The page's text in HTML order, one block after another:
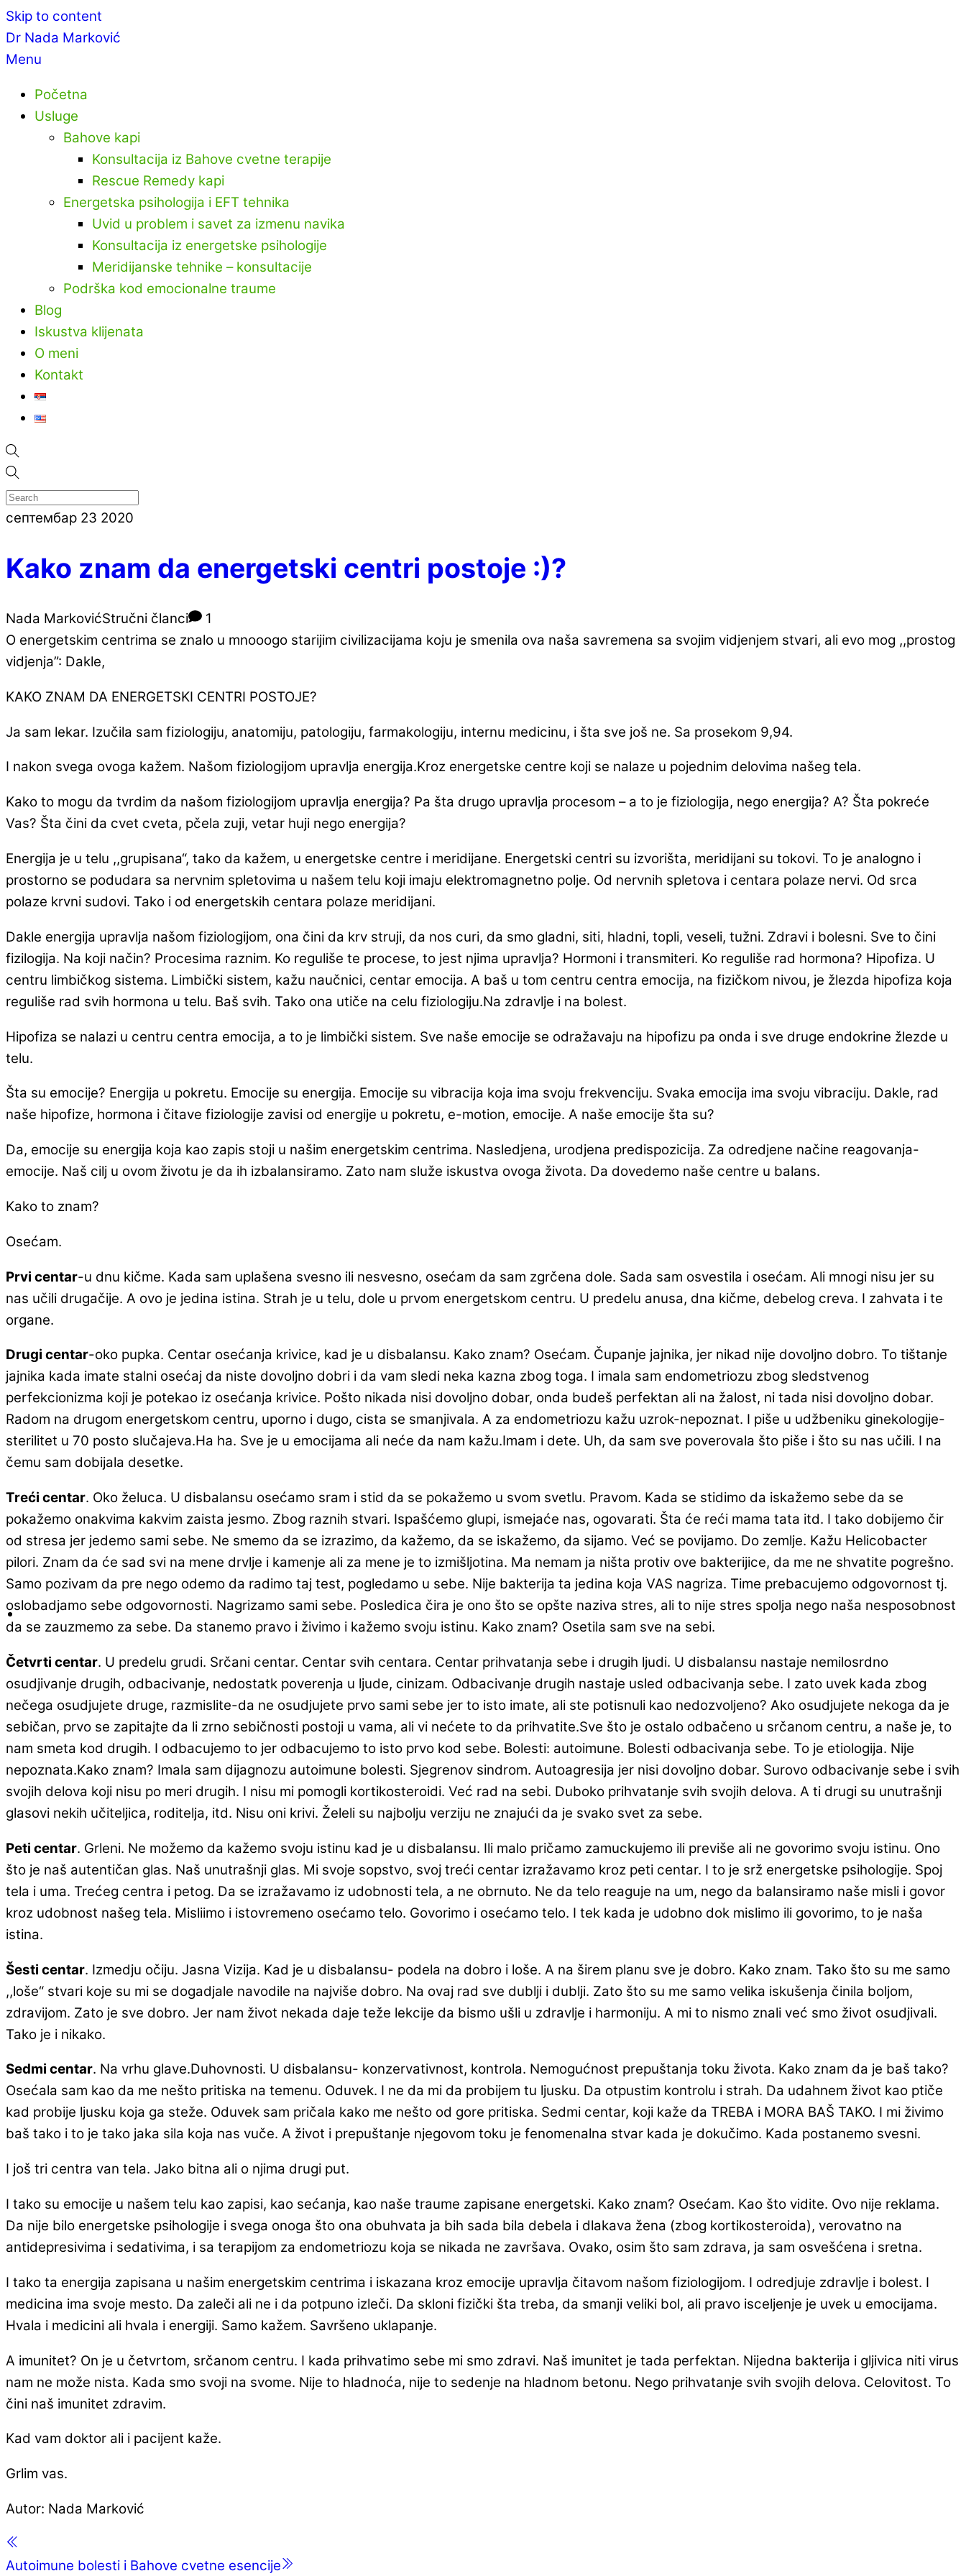
Skip to content
Dr Nada Marković
Menu
Početna
Usluge
Bahove kapi
Konsultacija iz Bahove cvetne terapije
Rescue Remedy kapi
Energetska psihologija i EFT tehnika
Uvid u problem i savet za izmenu navika
Konsultacija iz energetske psihologije
Meridijanske tehnike – konsultacije
Podrška kod emocionalne traume
Blog
Iskustva klijenata
O meni
Kontakt
септембар 23 2020
Kako znam da energetski centri postoje :)?
Nada MarkovićStručni članci
1
O energetskim centrima se znalo u mnooogo starijim civilizacijama koju je smenila ova naša savremena sa svojim vidjenjem stvari, ali evo mog ,,prostog
vidjenja”: Dakle,
KAKO ZNAM DA ENERGETSKI CENTRI POSTOJE?
Ja sam lekar. Izučila sam fiziologiju, anatomiju, patologiju, farmakologiju, internu medicinu, i šta sve još ne. Sa prosekom 9,94.
I nakon svega ovoga kažem. Našom fiziologijom upravlja energija.Kroz energetske centre koji se nalaze u pojednim delovima našeg tela.
Kako to mogu da tvrdim da našom fiziologijom upravlja energija? Pa šta drugo upravlja procesom – a to je fiziologija, nego energija? A? Šta pokreće
Vas? Šta čini da cvet cveta, pčela zuji, vetar huji nego energija?
Energija je u telu ,,grupisana“, tako da kažem, u energetske centre i meridijane. Energetski centri su izvorišta, meridijani su tokovi. To je analogno i
prostorno se podudara sa nervnim spletovima u našem telu koji imaju elektromagnetno polje. Od nervnih spletova i centara polaze nervi. Od srca
polaze krvni sudovi. Tako i od energetskih centara polaze meridijani.
Dakle energija upravlja našom fiziologijom, ona čini da krv struji, da nos curi, da smo gladni, siti, hladni, topli, veseli, tužni. Zdravi i bolesni. Sve to čini
fizilogija. Na koji način? Procesima raznim. Ko reguliše te procese, to jest njima upravlja? Hormoni i transmiteri. Ko reguliše rad hormona? Hipofiza. U
centru limbičkog sistema. Limbički sistem, kažu naučnici, centar emocija. A baš u tom centru centra emocija, na fizičkom nivou, je žlezda hipofiza koja
reguliše rad svih hormona u telu. Baš svih. Tako ona utiče na celu fiziologiju.Na zdravlje i na bolest.
Hipofiza se nalazi u centru centra emocija, a to je limbički sistem. Sve naše emocije se odražavaju na hipofizu pa onda i sve druge endokrine žlezde u
telu.
Šta su emocije? Energija u pokretu. Emocije su energija. Emocije su vibracija koja ima svoju frekvenciju. Svaka emocija ima svoju vibraciju. Dakle, rad
naše hipofize, hormona i čitave fiziologije zavisi od energije u pokretu, e-motion, emocije. A naše emocije šta su?
Da, emocije su energija koja kao zapis stoji u našim energetskim centrima. Nasledjena, urodjena predispozicija. Za odredjene načine reagovanja-
emocije. Naš cilj u ovom životu je da ih izbalansiramo. Zato nam služe iskustva ovoga života. Da dovedemo naše centre u balans.
Kako to znam?
Osećam.
Prvi centar-u dnu kičme. Kada sam uplašena svesno ili nesvesno, osećam da sam zgrčena dole. Sada sam osvestila i osećam. Ali mnogi nisu jer su
nas učili drugačije. A ovo je jedina istina. Strah je u telu, dole u prvom energetskom centru. U predelu anusa, dna kičme, debelog creva. I zahvata i te
organe.
Drugi centar-oko pupka. Centar osećanja krivice, kad je u disbalansu. Kako znam? Osećam. Čupanje jajnika, jer nikad nije dovoljno dobro. To tištanje
jajnika kada imate stalni osećaj da niste dovoljno dobri i da vam sledi neka kazna zbog toga. I imala sam endometriozu zbog sledstvenog
perfekcionizma koji je potekao iz osećanja krivice. Pošto nikada nisi dovoljno dobar, onda budeš perfektan ali na žalost, ni tada nisi dovoljno dobar.
Radom na drugom energetskom centru, uporno i dugo, cista se smanjivala. A za endometriozu kažu uzrok-nepoznat. I piše u udžbeniku ginekologije-
sterilitet u 70 posto slučajeva.Ha ha. Sve je u emocijama ali neće da nam kažu.Imam i dete. Uh, da sam sve poverovala što piše i što su nas učili. I na
čemu sam dobijala desetke.
Treći centar. Oko želuca. U disbalansu osećamo sram i stid da se pokažemo u svom svetlu. Pravom. Kada se stidimo da iskažemo sebe da se
pokažemo onakvima kakvim zaista jesmo. Zbog raznih stvari. Ispašćemo glupi, ismejaće nas, ogovarati. Šta će reći mama tata itd. I tako dobijemo čir
od stresa jer jedemo sami sebe. Ne smemo da se izrazimo, da kažemo, da se iskažemo, da sijamo. Već se povijamo. Do zemlje. Kažu Helicobacter
pilori. Znam da će sad svi na mene drvlje i kamenje ali za mene je to izmišljotina. Ma nemam ja ništa protiv ove bakterijice, da me ne shvatite pogrešno.
Samo pozivam da pre nego odemo da radimo taj test, pogledamo u sebe. Nije bakterija ta jedina koja VAS nagriza. Time prebacujemo odgovornost tj.
oslobadjamo sebe odgovornosti. Nagrizamo sami sebe. Posledica čira je ono što se opšte naziva stres, ali to nije stres spolja nego naša nesposobnost
da se zauzmemo za sebe. Da stanemo pravo i živimo i kažemo svoju istinu. Kako znam? Osetila sam sve na sebi.
Četvrti centar. U predelu grudi. Srčani centar. Centar svih centara. Centar prihvatanja sebe i drugih ljudi. U disbalansu nastaje nemilosrdno
osudjivanje drugih, odbacivanje, nedostatk poverenja u ljude, cinizam. Odbacivanje drugih nastaje usled odbacivanja sebe. I zato uvek kada zbog
nečega osudjujete druge, razmislite-da ne osudjujete prvo sami sebe jer to isto imate, ali ste potisnuli kao nedozvoljeno? Ako osudjujete nekoga da je
sebičan, prvo se zapitajte da li zrno sebičnosti postoji u vama, ali vi nećete to da prihvatite.Sve što je ostalo odbačeno u srčanom centru, a naše je, to
nam smeta kod drugih. I odbacujemo to jer odbacujemo to isto prvo kod sebe. Bolesti: autoimune. Bolesti odbacivanja sebe. To je etiologija. Nije
nepoznata.Kako znam? Imala sam dijagnozu autoimune bolesti. Sjegrenov sindrom. Autoagresija jer nisi dovoljno dobar. Surovo odbacivanje sebe i svih
svojih delova koji nisu po meri drugih. I nisu mi pomogli kortikosteroidi. Već rad na sebi. Duboko prihvatanje svih svojih delova. A ti drugi su unutrašnji
glasovi nekih učiteljica, roditelja, itd. Nisu oni krivi. Želeli su najbolju verziju ne znajući da je svako svet za sebe.
Peti centar. Grleni. Ne možemo da kažemo svoju istinu kad je u disbalansu. Ili malo pričamo zamuckujemo ili previše ali ne govorimo svoju istinu. Ono
što je naš autentičan glas. Naš unutrašnji glas. Mi svoje sopstvo, svoj treći centar izražavamo kroz peti centar. I to je srž energetske psihologije. Spoj
tela i uma. Trećeg centra i petog. Da se izražavamo iz udobnosti tela, a ne obrnuto. Ne da telo reaguje na um, nego da balansiramo naše misli i govor
kroz udobnost našeg tela. Misliimo i istovremeno osećamo telo. Govorimo i osećamo telo. I tek kada je udobno dok mislimo ili govorimo, to je naša
istina.
Šesti centar. Izmedju očiju. Jasna Vizija. Kad je u disbalansu- podela na dobro i loše. A na širem planu sve je dobro. Kako znam. Tako što su me samo
,,loše“ stvari koje su mi se dogadjale navodile na najviše dobro. Na ovaj rad sve dublji i dublji. Zato što su me samo velika iskušenja činila boljom,
zdravijom. Zato je sve dobro. Jer nam život nekada daje teže lekcije da bismo ušli u zdravlje i harmoniju. A mi to nismo znali već smo život osudjivali.
Tako je i nikako.
Sedmi centar. Na vrhu glave.Duhovnosti. U disbalansu- konzervativnost, kontrola. Nemogućnost prepuštanja toku života. Kako znam da je baš tako?
Osećala sam kao da me nešto pritiska na temenu. Oduvek. I ne da mi da probijem tu ljusku. Da otpustim kontrolu i strah. Da udahnem život kao ptiče
kad probije ljusku koja ga steže. Oduvek sam pričala kako me nešto od gore pritiska. Sedmi centar, koji kaže da TREBA i MORA BAŠ TAKO. I mi živimo
baš tako i to je tako jaka sila koja nas vuče. A život i prepuštanje njegovom toku je fenomenalna stvar kada je dokučimo. Kada postanemo svesni.
I još tri centra van tela. Jako bitna ali o njima drugi put.
I tako su emocije u našem telu kao zapisi, kao sećanja, kao naše traume zapisane energetski. Kako znam? Osećam. Kao što vidite. Ovo nije reklama.
Da nije bilo energetske psihologije i svega onoga što ona obuhvata ja bih sada bila debela i dlakava žena (zbog kortikosteroida), verovatno na
antidepresivima i sedativima, i sa terapijom za endometriozu koja se nikada ne završava. Ovako, osim što sam zdrava, ja sam osvešćena i sretna.
I tako ta energija zapisana u našim energetskim centrima i iskazana kroz emocije upravlja čitavom našom fiziologijom. I odredjuje zdravlje i bolest. I
medicina ima svoje mesto. Da zaleči ali ne i da potpuno izleči. Da skloni fizički šta treba, da smanji veliki bol, ali pravo isceljenje je uvek u emocijama.
Hvala i medicini ali hvala i energiji. Samo kažem. Savršeno uklapanje.
A imunitet? On je u četvrtom, srčanom centru. I kada prihvatimo sebe mi smo zdravi. Naš imunitet je tada perfektan. Nijedna bakterija i gljivica niti virus
nam ne može nista. Kada smo svoji na svome. Nije to hladnoća, nije to sedenje na hladnom betonu. Nego prihvatanje svih svojih delova. Celovitost. To
čini naš imunitet zdravim.
Kad vam doktor ali i pacijent kaže.
Grlim vas.
Autor: Nada Marković
Autoimune bolesti i Bahove cvetne esencije